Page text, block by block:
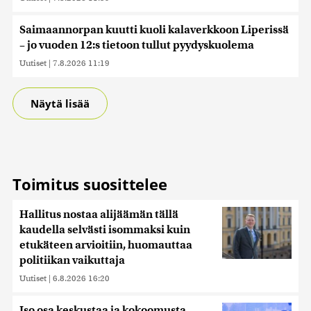
Saimaannorpan kuutti kuoli kalaverkkoon Liperissä
– jo vuoden 12:s tietoon tullut pyydyskuolema
Uutiset | 7.8.2026 11:19
Näytä lisää
Toimitus suosittelee
Hallitus nostaa alijäämän tällä
kaudella selvästi isommaksi kuin
etukäteen arvioitiin, huomauttaa
politiikan vaikuttaja
Uutiset | 6.8.2026 16:20